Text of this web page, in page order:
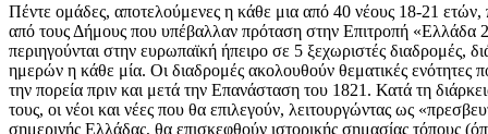
Πέντε ομάδες, αποτελούμενες η κάθε μια από 40 νέους 18-21 ετών,
από τους Δήμους που υπέβαλλαν πρόταση στην Επιτροπή «Ελλάδα
περιηγούνται στην ευρωπαϊκή ήπειρο σε 5 ξεχωριστές διαδρομές,
ημερών η κάθε μία. Οι διαδρομές ακολουθούν θεματικές ενότητες
την πορεία πριν και μετά την Επανάσταση του 1821. Κατά τη
τους, οι νέοι και νέες που θα επιλεγούν, λειτουργώντας ως
σημερινής Ελλάδας, θα επισκεφθούν ιστορικής σημασίας τόπους